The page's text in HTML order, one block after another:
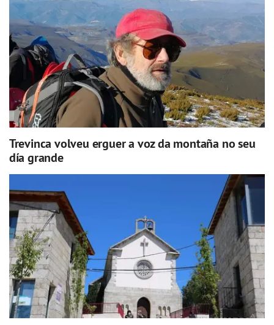
Trevinca volveu erguer a voz da montaña no seu
día grande